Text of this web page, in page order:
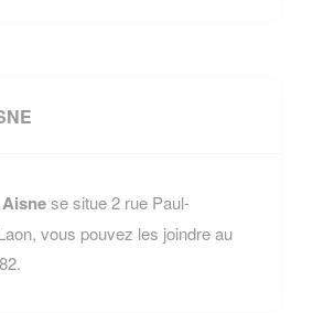
se situe 2 rue Paul-
vous pouvez les joindre au